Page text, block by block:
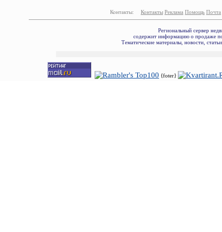
Контакты: Контакты Реклама Помощь Почта
Региональный сервер
содержит информацию о продаже
Тематические материалы, новости,
{foter}